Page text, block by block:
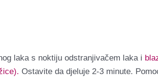
laka s noktiju odstranjivačem laka i
Ostavite da djeluje 2-3 minute.